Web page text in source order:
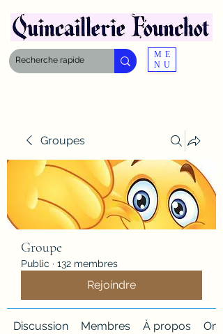
ME
NU
Groupes
Groupe
Public · 132 membres
Rejoindre
Discussion Membres À propos